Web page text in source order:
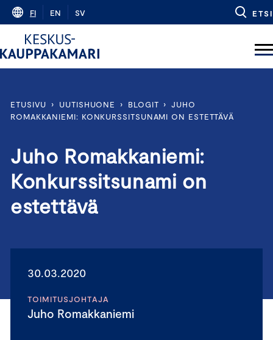
Skip
content
FI EN SV ETSI
ETUSIVU › UUTISHUONE › BLOGIT › JUHO
ROMAKKANIEMI: KONKURSSITSUNAMI ON ESTETTÄVÄ
Juho Romakkaniemi:
Konkurssitsunami on
estettävä
30.03.2020
TOIMITUSJOHTAJA
Juho Romakkaniemi